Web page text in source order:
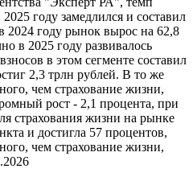
году замедлился и составил
2024 году рынок вырос на 62,8
в 2025 году развивалось
в этом сегменте составил
2,3 трлн рублей. В то же
чем страхование жизни,
рост - 2,1 процента, при
страхования жизни на рынке
и достигла 57 процентов,
чем страхование жизни,